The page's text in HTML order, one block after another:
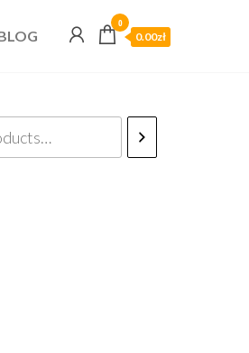
0
0.00zł